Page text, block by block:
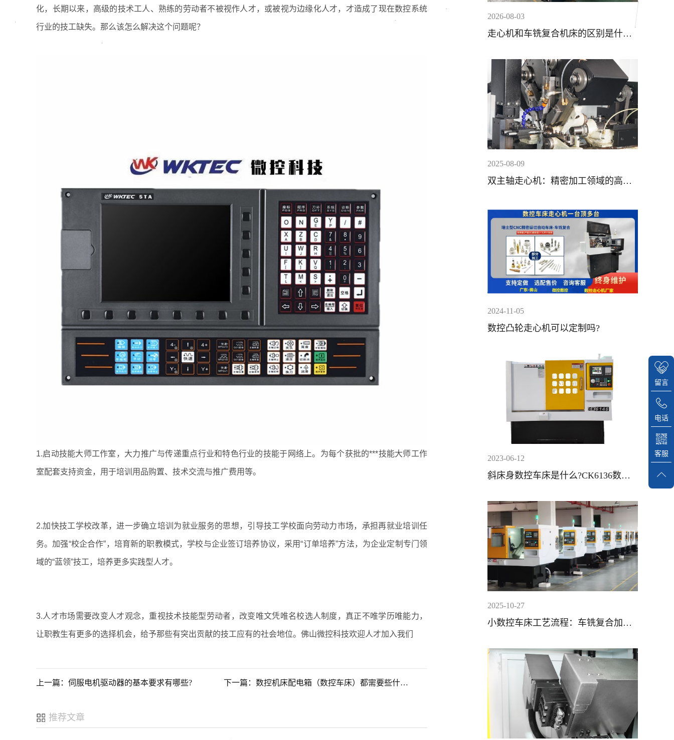
化，长期以来，高级的技术工人、熟练的劳动者不被视作人才，或被视为边缘化人才，才造成了现在数控系统
行业的技工缺失。那么该怎么解决这个问题呢？
1.启动技能大师工作室，大力推广与传递重点行业和特色行业的技能于网络上。为每个获批的***技能大师工作
室配套支持资金，用于培训用品购置、技术交流与推广费用等。
2.加快技工学校改革，进一步确立培训为就业服务的思想，引导技工学校面向劳动力市场，承担再就业培训任
务。加强“校企合作”，培育新的职教模式，学校与企业签订培养协议，采用“订单培养”方法，为企业定制专门领
域的“蓝领”技工，培养更多实践型人才。
3.人才市场需要改变人才观念，重视技术技能型劳动者，改变唯文凭唯名校选人制度，真正不唯学历唯能力，
让职教生有更多的选择机会，给予那些有突出贡献的技工应有的社会地位。佛山微控科技欢迎人才加入我们
上一篇：伺服电机驱动器的基本要求有哪些? 下一篇：数控机床配电箱（数控车床）都需要些什么东西呢？
推荐文章
2026-08-03
走心机和车铣复合机床的区别是什
2025-08-09
双主轴走心机：精密加工领域的高效
2024-11-05
数控凸轮走心机可以定制吗?
2023-06-12
斜床身数控车床是什么?CK6136数控
2025-10-27
小数控车床工艺流程：车铣复合加工
留言
电话
客服